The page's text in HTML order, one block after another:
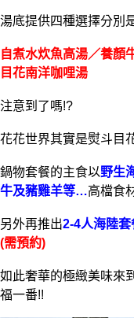
湯底提供四種選擇分別
自煮水炊魚高湯／養顏
目花南洋咖哩湯
注意到了嗎!?
花花世界其實是熨斗目
鍋物套餐的主食以野生
牛及豬雞羊等…高檔食
另外再推出2-4人海陸套
(需預約)
如此奢華的極緻美味來
福一番!!